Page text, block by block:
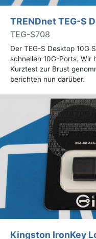
TRENDnet TEG-S
TEG-S708
Der TEG-S Desktop 10G
schnellen 10G-Ports. Wir
Kurztest zur Brust
berichten nun darüber.
Kingston IronKey